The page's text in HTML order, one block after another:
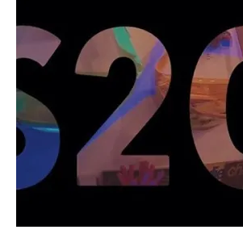
About:FOUR TWENTY SHIBUYA
YouTube:420shibuya
420 Blog Full
www.h4wp.com
420friendly 通販